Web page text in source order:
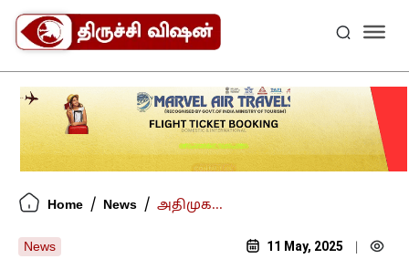
Home / News / அதிமுக...
News 11 May, 2025